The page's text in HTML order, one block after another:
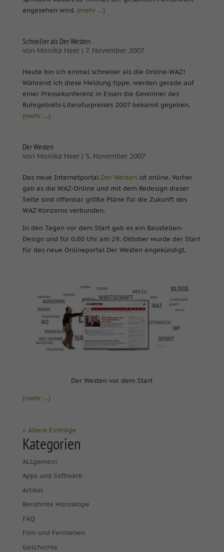
angesehen wird. (mehr …)
Schneller als Der Westen
von Monika Heer| 7. November 2007
Heute bin ich einmal schneller als die Online-WAZ!
Während ich diese Meldung tippe, werden gerade auf
einer Pressekonferenz in Essen die Gewinner des
Ruhrgebiets-Literaturpreises 2007 bekannt gegeben.
(mehr …)
Der Westen
von Monika Heer| 5. November 2007
Das neue Internetportal Der Westen ist online. Vorher
gab es die WAZ-Online und mit dem Redesign dieser
Seite sind offenbar gr0ße Pläne für die Zukunft des
WAZ-Konzerns verbunden.
In den Tagen vor dem Start gab es ein Baustellen-
Design und für 0.00 Uhr am 29. Oktober wurde der Start
für das neue Onlineportal Der Westen angekündigt.
Der Westen vor dem Start
(mehr …)
« Ältere Einträge
Kategorien
ALLgemein
Apps und Software
Artikel
Berühmte Horoskope
FAQ
Film und Fernsehen
Geschichte